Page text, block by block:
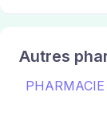
Autres